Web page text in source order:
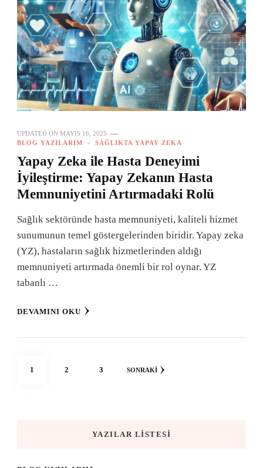
UPDATED ON MAYIS 16, 2025
BLOG YAZILARIM
SAĞLIKTA YAPAY ZEKA
Yapay Zeka ile Hasta Deneyimi
İyileştirme: Yapay Zekanın Hasta
Memnuniyetini Artırmadaki Rolü
Sağlık sektöründe hasta memnuniyeti, kaliteli hizmet
sunumunun temel göstergelerinden biridir. Yapay zeka
(YZ), hastaların sağlık hizmetlerinden aldığı
memnuniyeti artırmada önemli bir rol oynar. YZ
tabanlı …
DEVAMINI OKU
YazıSAYFA
1 SAYFA
2 SAYFA
3 SONRAKI
YAZILAR LISTESI